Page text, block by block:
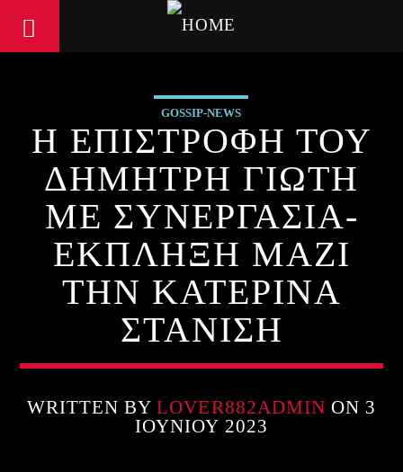
GOSSIP-NEWS
Η ΕΠΙΣΤΡΟΦΗ ΤΟΥ
ΔΗΜΗΤΡΗ ΓΙΩΤΗ
ΜΕ ΣΥΝΕΡΓΑΣΙΑ-
ΕΚΠΛΗΞΗ ΜΑΖΙ
ΤΗΝ ΚΑΤΕΡΙΝΑ
ΣΤΑΝΙΣΗ
WRITTEN BYLOVER882ADMIN ON 3
ΙΟΥΝΊΟΥ 2023